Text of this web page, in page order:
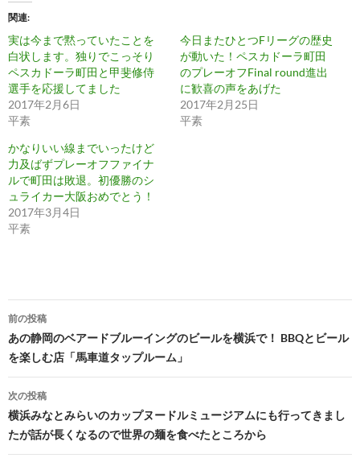
関連
実は今まで黙っていたことを
白状します。独りでこっそり
ペスカドーラ町田と甲斐修侍
選手を応援してました
2017年2月6日
平素
今日またひとつFリーグの歴史
が動いた！ペスカドーラ町田
のプレーオフFinal round進出
に歓喜の声をあげた
2017年2月25日
平素
かなりいい線までいったけど
力及ばずプレーオフファイナ
ルで町田は敗退。初優勝のシ
ュライカー大阪おめでとう！
2017年3月4日
平素
投
稿
ナ
ビ
ゲ
ー
前の投稿
あの静岡のベアードブルーイングのビールを横浜で！ BBQとビール
を楽しむ店「馬車道タップルーム」
次の投稿
横浜みなとみらいのカップヌードルミュージアムにも行ってきまし
たが話が長くなるので世界の麺を食べたところから